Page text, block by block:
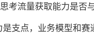
流量获取能力是否与
点，业务模型和赛